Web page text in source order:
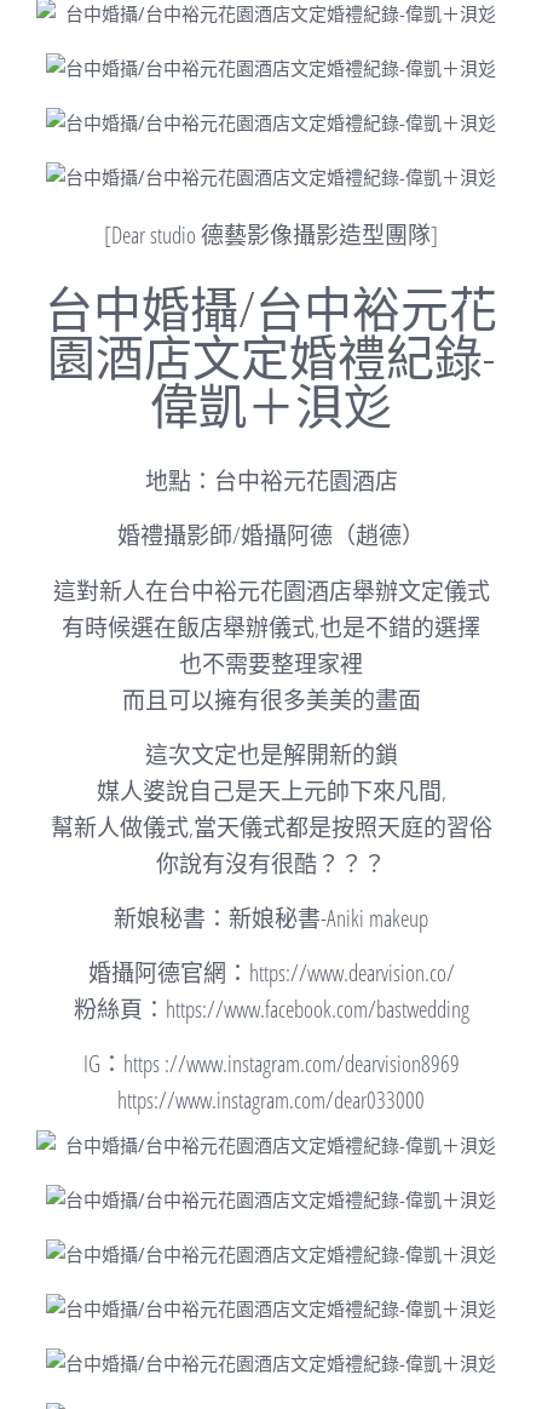
[Dear studio 德藝影像攝影造型團隊]
台中婚攝/台中裕元花
園酒店文定婚禮紀錄-
偉凱＋浿彣
地點：台中裕元花園酒店
婚禮攝影師/婚攝阿德（趙德）
這對新人在台中裕元花園酒店舉辦文定儀式
有時候選在飯店舉辦儀式,也是不錯的選擇
也不需要整理家裡
而且可以擁有很多美美的畫面
這次文定也是解開新的鎖
媒人婆說自己是天上元帥下來凡間,
幫新人做儀式,當天儀式都是按照天庭的習俗
你說有沒有很酷？？？
新娘秘書：新娘秘書-Aniki makeup
婚攝阿德官網：https://www.dearvision.co/
粉絲頁：https://www.facebook.com/bastwedding
IG： https ://www.instagram.com/dearvision8969
https://www.instagram.com/dear033000